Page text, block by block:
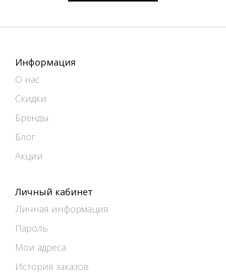
Информация
О нас
Скидки
Бренды
Блог
Акции
Личный кабинет
Личная информация
Пароль
Мои адреса
История заказов